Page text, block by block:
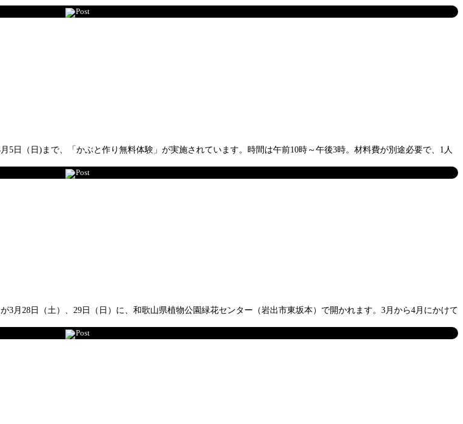
Post
日（日)まで、「かぶと作り無料体験」が実施されています。時間は午前10時～午後3時。材料費が別途必要で、1人
Post
月28日（土）、29日（日）に、和歌山県植物公園緑花センター（岩出市東坂本）で開かれます。3月から4月にかけて
Post